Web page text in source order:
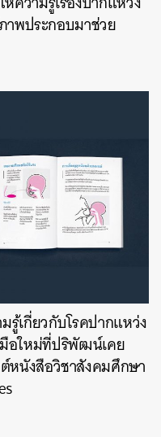
าพประกอบมาช่วย
เกี่ยวกับโรคปากแหว่ง
อใหม่ที่ปริพัฒน์เคย
หนังสือวิชาสังคมศึกษา